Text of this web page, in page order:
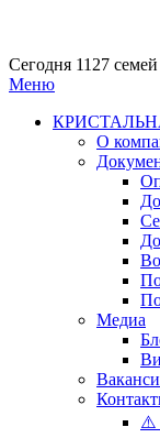
Сегодня 1127
Меню
О
Медиа
⚠️